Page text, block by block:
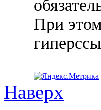
При
Наверх